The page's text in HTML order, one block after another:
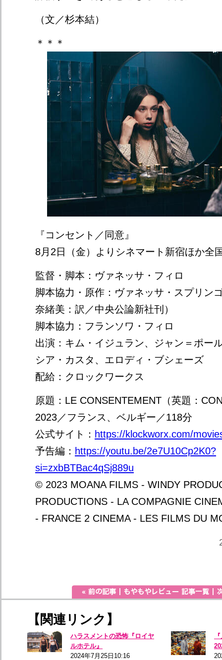
（文／杉本結）
＊＊＊
『コンセント／同意』
8月2日（金）よりシネマート新宿ほか全
監督・脚本：ヴァネッサ・フィロ
脚本協力・原作：ヴァネッサ・スプリン
奈緒美：訳／中央公論新社刊）
脚本協力：フランソワ・フィロ
出演：キム・イジュラン、ジャン＝ポー
シア・カスタ、エロディ・ブシェーズ
配給：クロックワークス
原題：LE CONSENTEMENT（英題：
2023／フランス、ベルギー／118分
公式サイト： https://klockworx.com/
予告編： https://youtu.be/2e7U10Cp2K0?
si=zxbBTBac4qSj889u
© 2023 MOANA FILMS - WINDY
PRODUCTIONS - LA COMPAGNIE
- FRANCE 2 CINEMA - LES FILMS DU
【関連リンク】
ハラスメントの恐怖『ロイヤ
ルホテル』
2024年7月25日10:16